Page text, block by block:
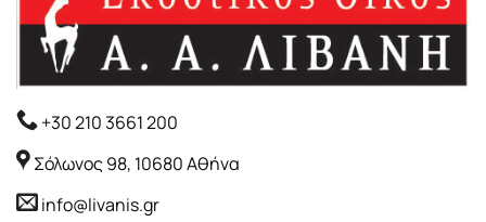
+30 210 3661 200
Σόλωνος 98, 10680 Αθήνα
info@livanis.gr